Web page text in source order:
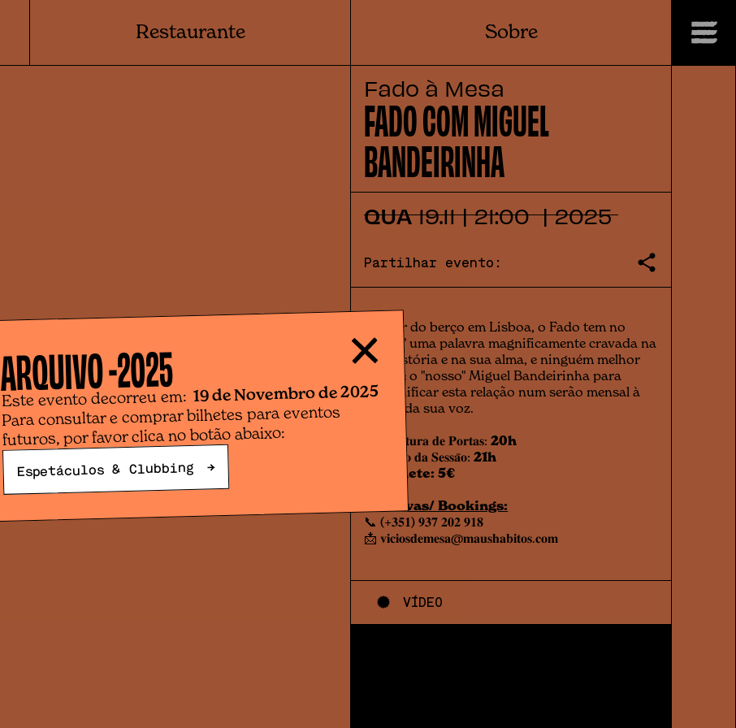
Restaurante Sobre
Fado à Mesa
FADO COM MIGUEL
BANDEIRINHA
QUA 19.11 | 21:00 | 2025
Partilhar evento:
Apesar do berço em Lisboa, o Fado tem no
"Porto" uma palavra magnificamente cravada na
sua história e na sua alma, e ninguém melhor
do que o "nosso" Miguel Bandeirinha para
personificar esta relação num serão mensal à
boleia da sua voz.
⌛ 𝐀𝐛𝐞𝐫𝐭𝐮𝐫𝐚 𝐝𝐞 𝐏𝐨𝐫𝐭𝐚𝐬:20h
🎥 𝐈𝐧𝐢́𝐜𝐢𝐨 𝐝𝐚 𝐒𝐞𝐬𝐬𝐚̃𝐨:21h
Bilhete: 5€
Reservas/ Bookings:
📞 (+𝟑𝟓𝟏) 𝟗𝟑𝟕 𝟐𝟎𝟐 𝟗𝟏𝟖
📩 𝐯𝐢𝐜𝐢𝐨𝐬𝐝𝐞𝐦𝐞𝐬𝐚@𝐦𝐚𝐮𝐬𝐡𝐚𝐛𝐢𝐭𝐨𝐬.𝐜𝐨𝐦
v VÍDEO
ARQUIVO -2025
Este evento decorreu em: 19 de Novembro de 2025
Para consultar e comprar bilhetes para eventos
futuros, por favor clica no botão abaixo:
Espetáculos & Clubbing →